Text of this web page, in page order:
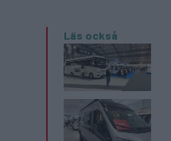
Läs också